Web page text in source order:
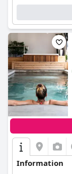
Information